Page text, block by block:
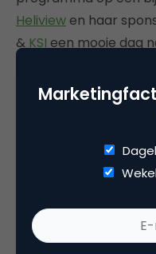
Heliview en haar
& KSI een mooie dag
Deel dit artikel